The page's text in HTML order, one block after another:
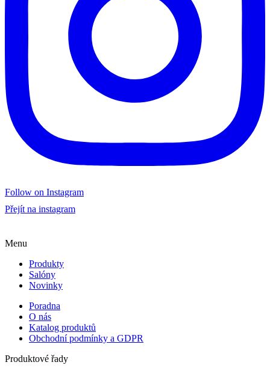
Follow on Instagram
Přejít na instagram
Menu
Produkty
Salóny
Novinky
Poradna
O nás
Katalog produktů
Obchodní podmínky a GDPR
Produktové řady